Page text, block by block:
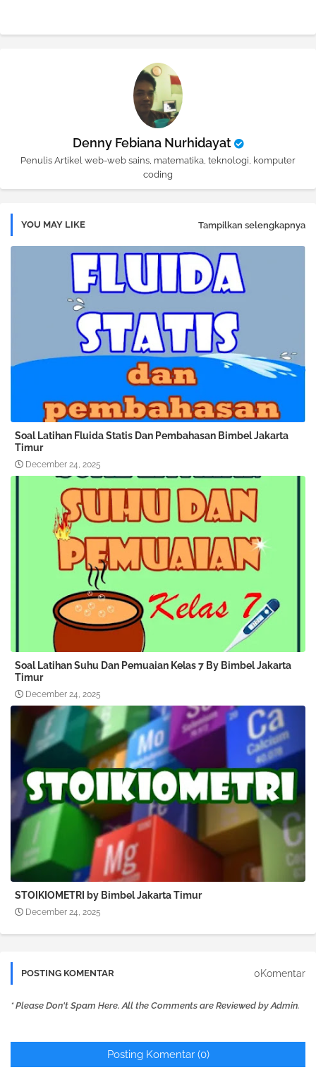
Denny Febiana Nurhidayat
Penulis Artikel web-web sains, matematika, teknologi, komputer
coding
YOU MAY LIKE Tampilkan selengkapnya
Soal Latihan Fluida Statis Dan Pembahasan Bimbel Jakarta
Timur
December 24, 2025
Soal Latihan Suhu Dan Pemuaian Kelas 7 By Bimbel Jakarta
Timur
December 24, 2025
STOIKIOMETRI by Bimbel Jakarta Timur
December 24, 2025
POSTING KOMENTAR 0Komentar
* Please Don't Spam Here. All the Comments are Reviewed by Admin.
Posting Komentar (0)